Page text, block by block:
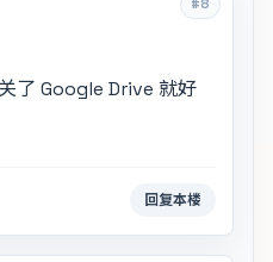
#8
了 Google Drive 就好
回复本楼